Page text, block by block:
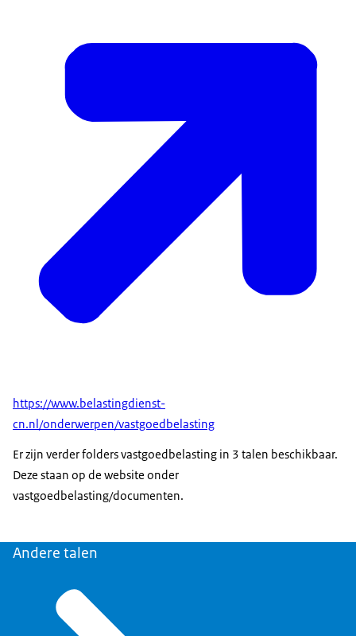
https://www.belastingdienst-
cn.nl/onderwerpen/vastgoedbelasting
Er zijn verder folders vastgoedbelasting in 3 talen beschikbaar.
Deze staan op de website onder
vastgoedbelasting/documenten.
Andere talen